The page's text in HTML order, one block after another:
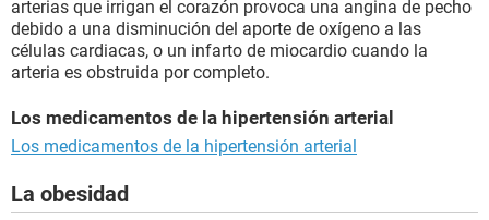
arterias que irrigan el corazón provoca una angina de pecho
debido a una disminución del aporte de oxígeno a las
células cardiacas, o un infarto de miocardio cuando la
arteria es obstruida por completo.
Los medicamentos de la hipertensión arterial
Los medicamentos de la hipertensión arterial
La obesidad